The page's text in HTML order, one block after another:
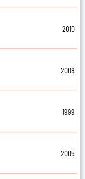
2010
2008
1999
2005